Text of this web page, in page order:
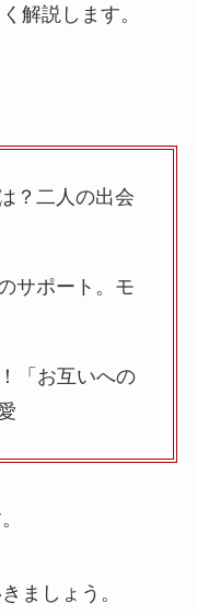
解説します。
？二人の出会
サポート。モ
「お互いへの
ましょう。